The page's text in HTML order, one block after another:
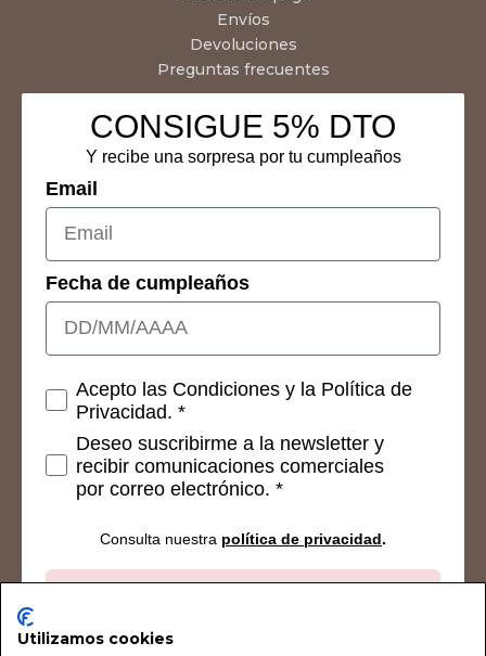
Envíos
Devoluciones
Preguntas frecuentes
CONSIGUE 5% DTO
Y recibe una sorpresa por tu cumpleaños
Email
Fecha de cumpleaños
Consetimientos
Acepto las Condiciones y la Política de
Privacidad. *
Deseo suscribirme a la newsletter y
recibir comunicaciones comerciales
por correo electrónico. *
Consulta nuestra política de privacidad.
Utilizamos cookies